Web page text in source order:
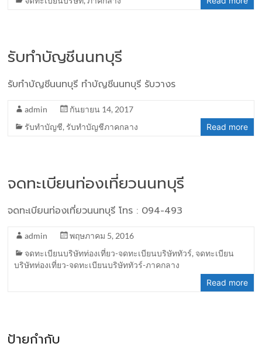
รับทำบัญชีนนทบุรี
รับทำบัญชีนนทบุรี ทำบัญชีนนทบุรี รับวางร
admin
กันยายน 14, 2017
รับทำบัญชี, รับทำบัญชีภาคกลาง Read more
จดทะเบียนท่องเที่ยวนนทบุรี
จดทะเบียนท่องเที่ยวนนทบุรี โทร : 094-493
admin
พฤษภาคม 5, 2016
จดทะเบียนบริษัทท่องเที่ยว-จดทะเบียนบริษัททัวร์, จดทะเบียน
บริษัทท่องเที่ยว-จดทะเบียนบริษัททัวร์-ภาคกลาง
Read more
ป้ายกำกับ